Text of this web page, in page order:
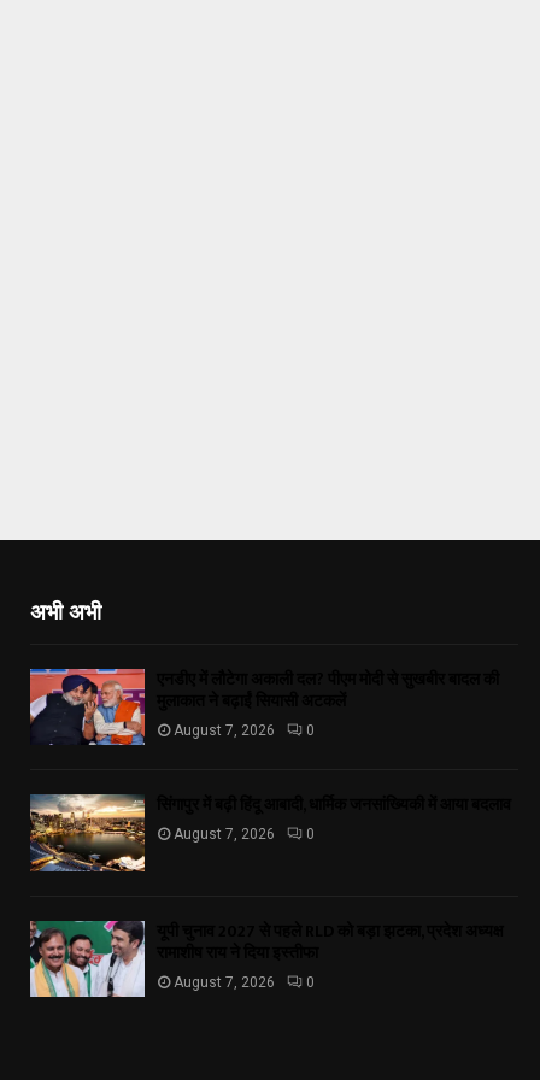
अभी अभी
August 7, 2026 0
August 7, 2026 0
August 7, 2026 0